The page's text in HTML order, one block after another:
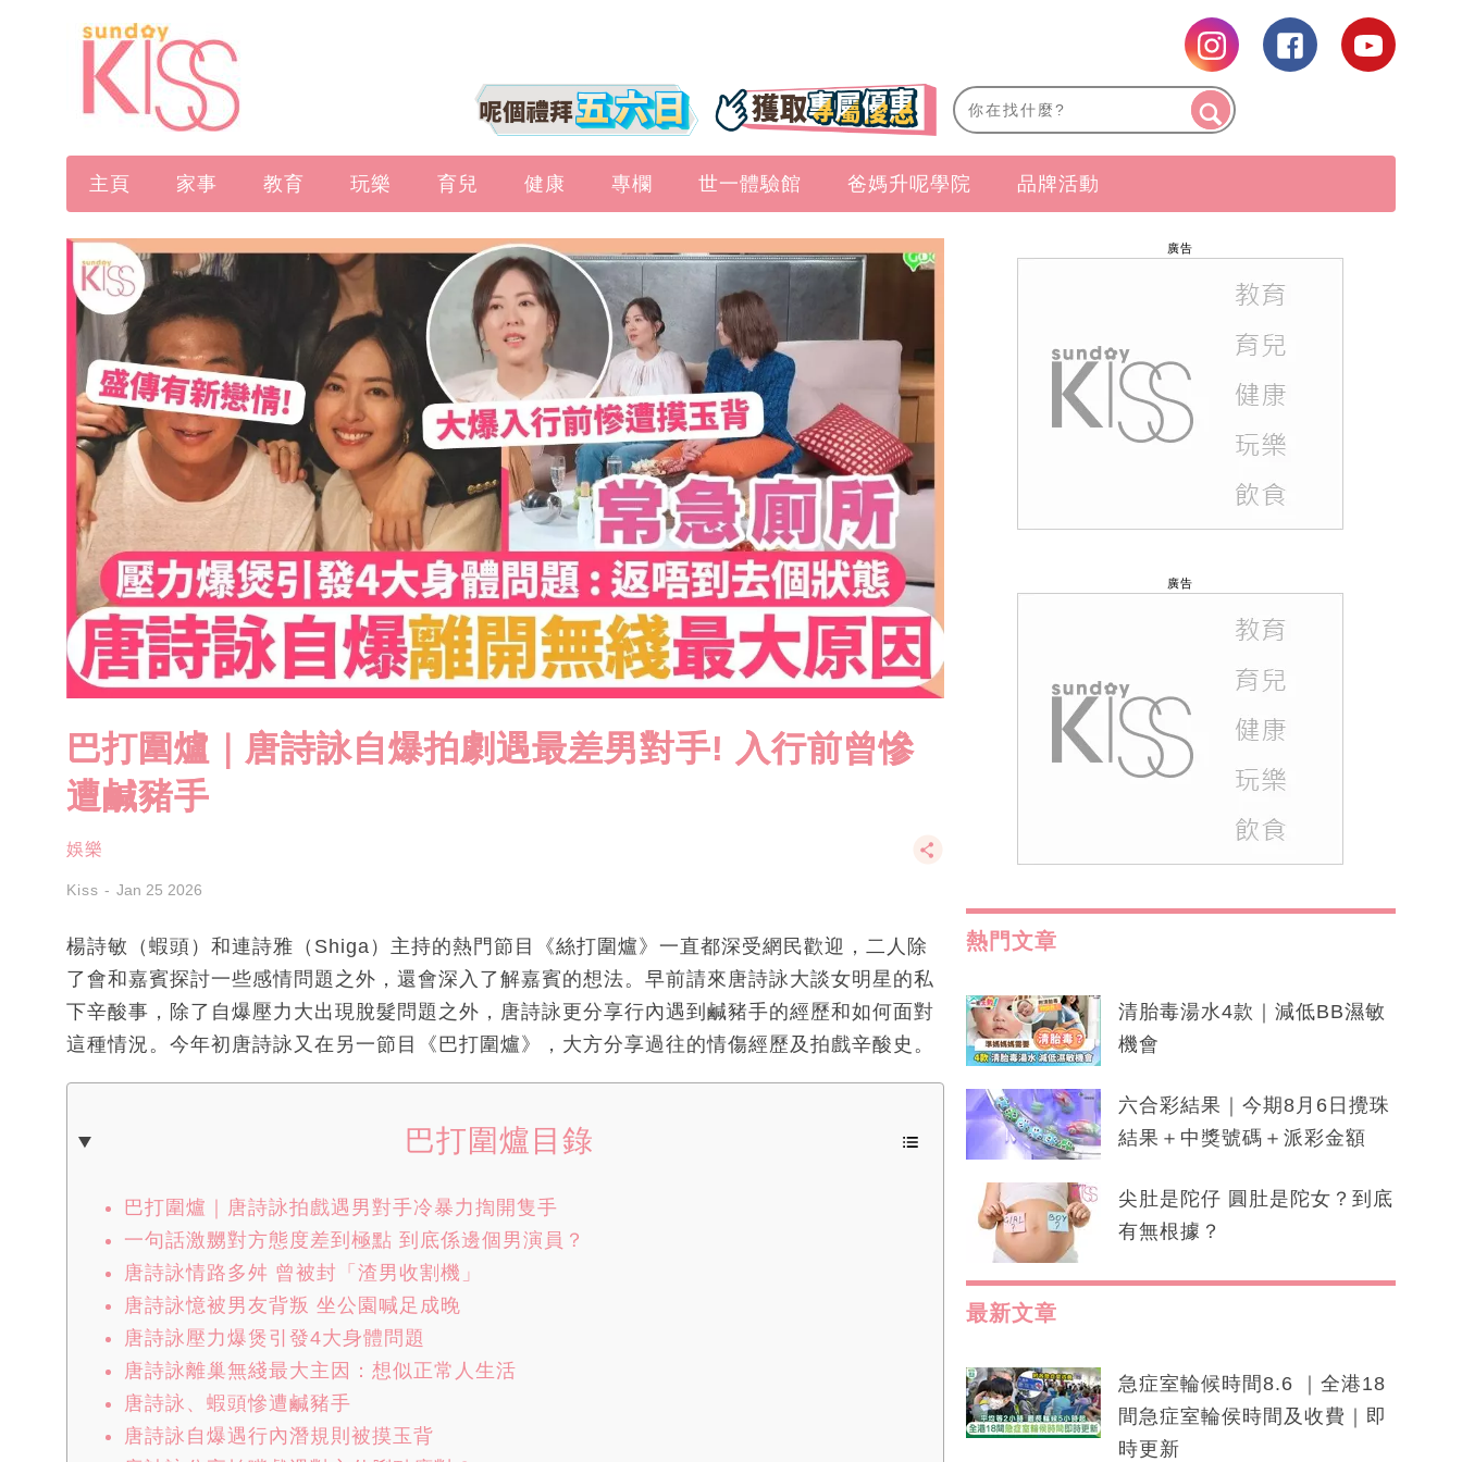
主頁 家事 教育 玩樂 育兒 健康 專欄 世一體驗館 爸媽升呢學院 品牌活動
巴打圍爐｜唐詩詠自爆拍劇遇最差男對手! 入行前曾慘
遭鹹豬手
娛樂
Kiss Jan 25 2026
楊詩敏（蝦頭）和連詩雅（Shiga）主持的熱門節目《絲打圍爐》一直都深受網民歡迎，二人除
了會和嘉賓探討一些感情問題之外，還會深入了解嘉賓的想法。早前請來唐詩詠大談女明星的私
下辛酸事，除了自爆壓力大出現脫髮問題之外，唐詩詠更分享行內遇到鹹豬手的經歷和如何面對
這種情況。今年初唐詩詠又在另一節目《巴打圍爐》，大方分享過往的情傷經歷及拍戲辛酸史。
巴打圍爐目錄
巴打圍爐｜唐詩詠拍戲遇男對手冷暴力揈開隻手
一句話激嬲對方態度差到極點 到底係邊個男演員？
唐詩詠情路多舛 曾被封「渣男收割機」
唐詩詠憶被男友背叛 坐公園喊足成晚
唐詩詠壓力爆煲引發4大身體問題
唐詩詠離巢無綫最大主因：想似正常人生活
唐詩詠、蝦頭慘遭鹹豬手
唐詩詠自爆遇行內潛規則被摸玉背
廣告
廣告
熱門文章
清胎毒湯水4款｜減低BB濕敏
機會
六合彩結果｜今期8月6日攪珠
結果＋中獎號碼＋派彩金額
尖肚是陀仔 圓肚是陀女？到底
有無根據？
最新文章
急症室輪候時間8.6 ｜全港18
間急症室輪侯時間及收費｜即
時更新